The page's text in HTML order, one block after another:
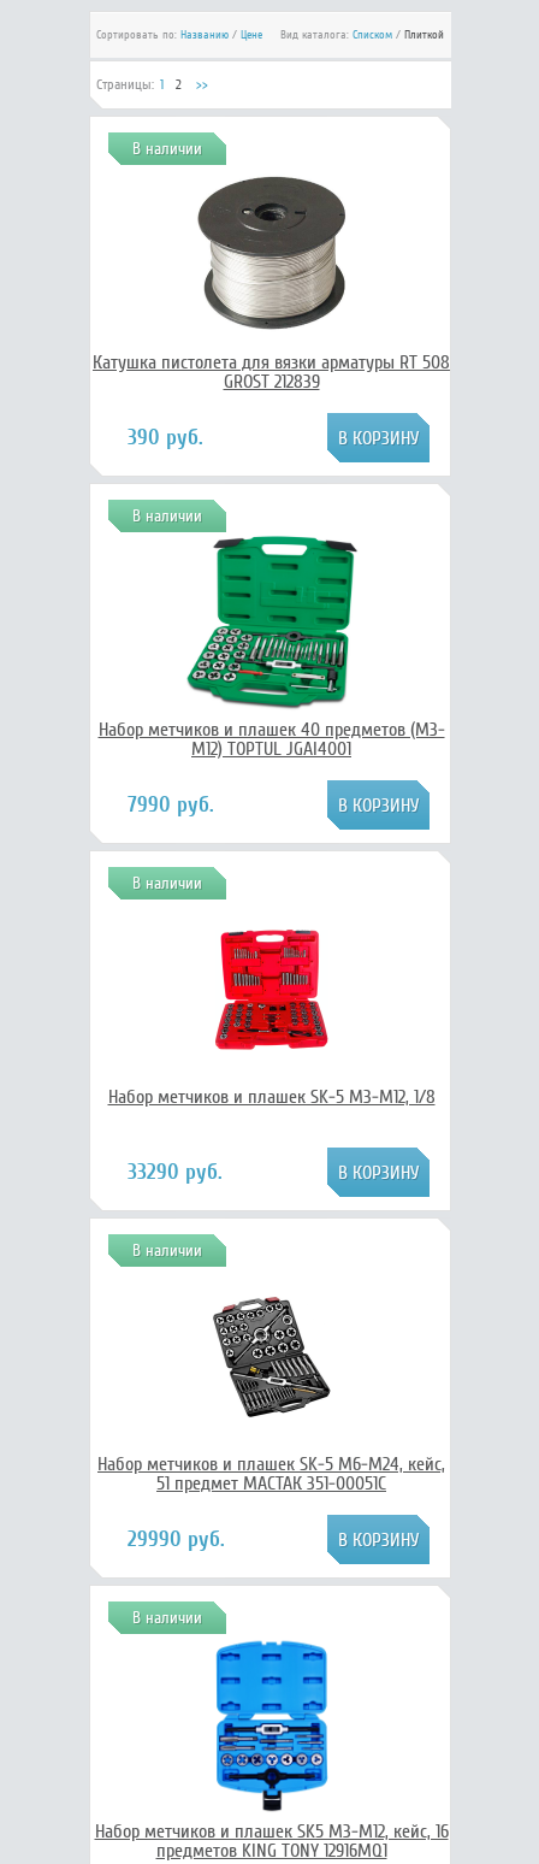
Сортировать по: Названию/ Цене Вид каталога: Списком/ Плиткой
Страницы: 1 2 >>
В наличии
Катушка пистолета для вязки арматуры RT 508
GROST 212839
390 руб.
В наличии
Набор метчиков и плашек 40 предметов (М3-
М12) TOPTUL JGAI4001
7990 руб.
В наличии
Набор метчиков и плашек SK-5 M3-M12, 1/8
33290 руб.
В наличии
Набор метчиков и плашек SK-5 M6-M24, кейс,
51 предмет МАСТАК 351-00051C
29990 руб.
В наличии
Набор метчиков и плашек SK5 M3-M12, кейс, 16
предметов KING TONY 12916MQ1